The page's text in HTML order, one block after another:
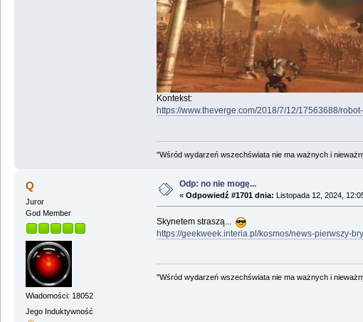
Kontekst:
https://www.theverge.com/2018/7/12/17563688/
"Wśród wydarzeń wszechświata nie ma ważnych i
Q
Juror
God Member
Wiadomości: 18052
Jego Induktywność
Odp: no nie mogę...
« Odpowiedź #1701 dnia: Listopada 12, 2024,
Skynetem straszą...
https://geekweek.interia.pl/kosmos/news-pierwszy-
"Wśród wydarzeń wszechświata nie ma ważnych i